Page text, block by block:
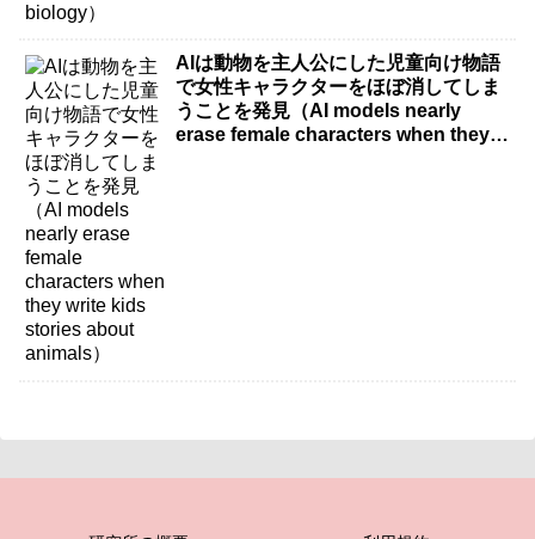
AIは動物を主人公にした児童向け物語
で女性キャラクターをほぼ消してしま
うことを発見（AI models nearly
erase female characters when they